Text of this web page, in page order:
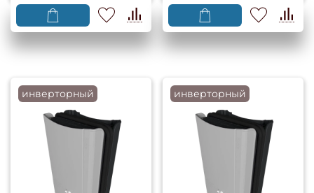
инверторный инверторный